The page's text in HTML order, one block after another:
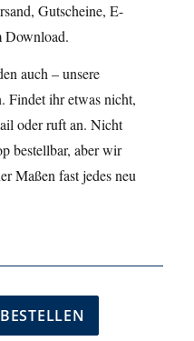
Gutscheine, E-
Download.
auch – unsere
Findet ihr etwas nicht,
oder ruft an. Nicht
bestellbar, aber wir
Maßen fast jedes neu